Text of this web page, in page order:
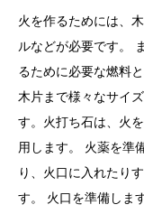
火を作るためには、
ルなどが必要です。
るために必要な燃料
木片まで様々なサイ
す。火打ち石は、火
用します。 火薬を準
り、火口に入れたり
す。 火口を準備しま